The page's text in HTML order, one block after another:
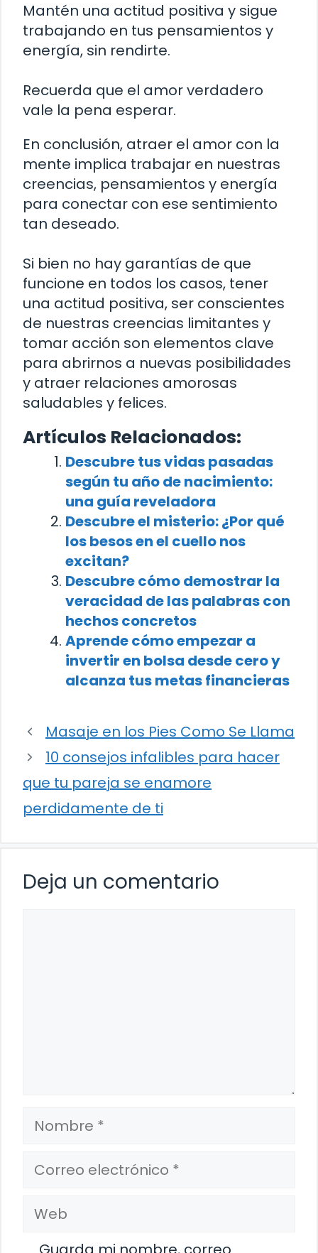
Mantén una actitud positiva y sigue
trabajando en tus pensamientos y
energía, sin rendirte.
Recuerda que el amor verdadero
vale la pena esperar.
En conclusión, atraer el amor con la
mente implica trabajar en nuestras
creencias, pensamientos y energía
para conectar con ese sentimiento
tan deseado.
Si bien no hay garantías de que
funcione en todos los casos, tener
una actitud positiva, ser conscientes
de nuestras creencias limitantes y
tomar acción son elementos clave
para abrirnos a nuevas posibilidades
y atraer relaciones amorosas
saludables y felices.
Artículos Relacionados:
Descubre tus vidas pasadas
según tu año de nacimiento:
una guía reveladora
Descubre el misterio: ¿Por qué
los besos en el cuello nos
excitan?
Descubre cómo demostrar la
veracidad de las palabras con
hechos concretos
Aprende cómo empezar a
invertir en bolsa desde cero y
alcanza tus metas financieras
Masaje en los Pies Como Se Llama
10 consejos infalibles para hacer
que tu pareja se enamore
perdidamente de ti
Deja un comentario
Nombre
Correo
electrónico
Web